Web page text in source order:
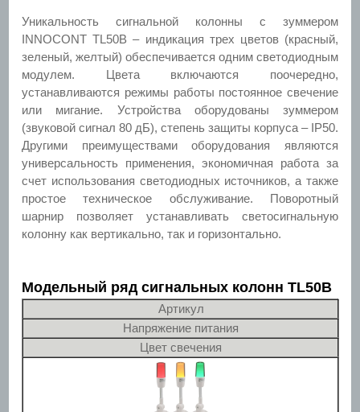
Уникальность сигнальной колонны с зуммером
INNOCONT TL50B – индикация трех цветов (красный,
зеленый, желтый) обеспечивается одним светодиодным
модулем. Цвета включаются поочередно,
устанавливаются режимы работы постоянное свечение
или мигание. Устройства оборудованы зуммером
(звуковой сигнал 80 дБ), степень защиты корпуса – IP50.
Другими преимуществами оборудования являются
универсальность применения, экономичная работа за
счет использования светодиодных источников, а также
простое техническое обслуживание. Поворотный
шарнир позволяет устанавливать светосигнальную
колонну как вертикально, так и горизонтально.
Модельный ряд сигнальных колонн TL50B
Артикул
Напряжение питания
Цвет свечения